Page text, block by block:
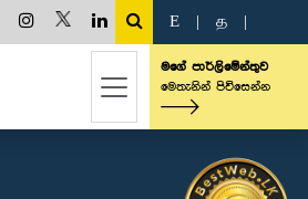
E த
මගේ පාර්ලිමේන්තුව
මෙතැනින් පිවිසෙන්න